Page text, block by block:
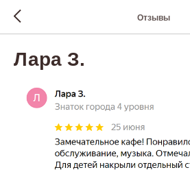
Отзывы
Лара З.